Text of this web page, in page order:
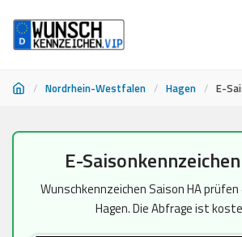
/ Nordrhein-Westfalen / Hagen / E-
springen
E-
Wunschkennzeichen Saison HA
Hagen. Die Abfrage ist